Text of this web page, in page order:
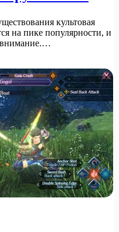
культовая
на пике популярности, и
внимание.…